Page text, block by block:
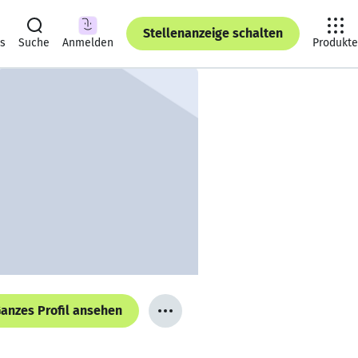
Suche Anmelden
Stellenanzeige schalten
Produkte
Profil ansehen